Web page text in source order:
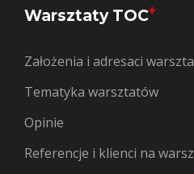
Warsztaty TOC+
Założenia i adresaci
Tematyka warsztatów
Opinie
Referencje i klienci na